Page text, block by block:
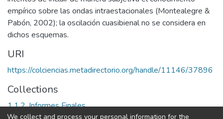
empírico sobre las ondas intraestacionales (Montealegre &
Pabón, 2002); la oscilación cuasibienal no se considera en
dichos esquemas.
URI
https://colciencias.metadirectorio.org/handle/11146/37896
Collections
1.1.2. Informes Finales
We collect and process your personal information for the